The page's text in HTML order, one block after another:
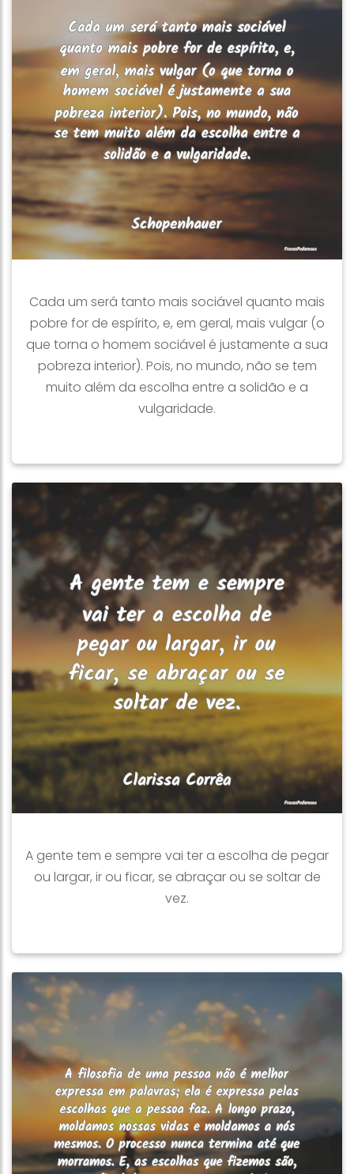
Cada um será tanto mais sociável quanto mais
pobre for de espírito, e, em geral, mais vulgar (o
que torna o homem sociável é justamente a sua
pobreza interior). Pois, no mundo, não se tem
muito além da escolha entre a solidão e a
vulgaridade.
A gente tem e sempre vai ter a escolha de pegar
ou largar, ir ou ficar, se abraçar ou se soltar de
vez.